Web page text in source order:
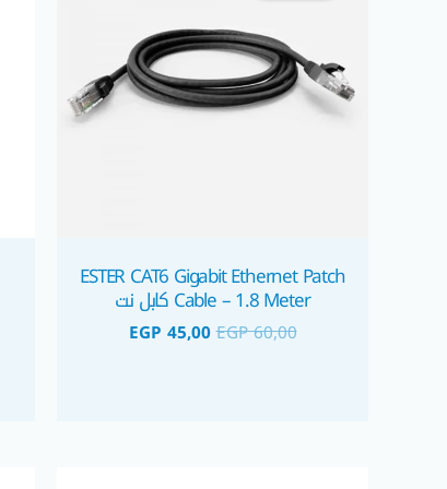
ESTER CAT6 Gigabit Ethernet Patch
Cable – 1.8 Meter كابل نت
EGP60,00
EGP 45,00